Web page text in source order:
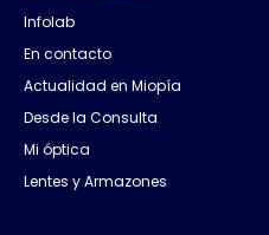
Infolab
En contacto
Actualidad en Miopía
Desde la Consulta
Mi óptica
Lentes y Armazones